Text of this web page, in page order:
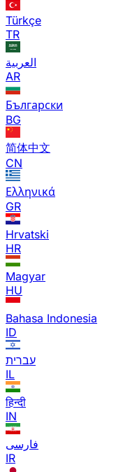
Türkçe
TR
العربية
AR
Български
BG
简体中文
CN
Ελληνικά
GR
Hrvatski
HR
Magyar
HU
Bahasa Indonesia
ID
עברית
IL
हिन्दी
IN
فارسی
IR